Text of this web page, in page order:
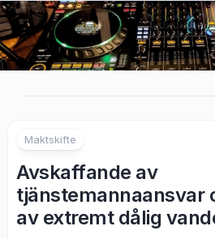
Maktskifte
Avskaffande av
tjänstemannaansvar
av extremt dålig